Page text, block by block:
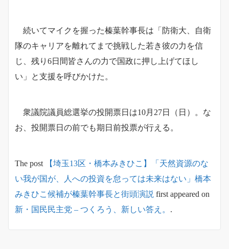
続いてマイクを握った榛葉幹事長は「防衛大、自衛
隊のキャリアを離れてまで挑戦した若き彼の力を信
じ、残り6日間皆さんの力で国政に押し上げてほし
い」と支援を呼びかけた。
衆議院議員総選挙の投開票日は10月27日（日）。な
お、投開票日の前でも期日前投票が行える。
The post
【埼玉13区・橋本みきひこ】「天然資源のな
い我が国が、人への投資を怠っては未来はない」橋本
みきひこ候補が榛葉幹事長と街頭演説 first appeared on
新・国民民主党 – つくろう、新しい答え。 .